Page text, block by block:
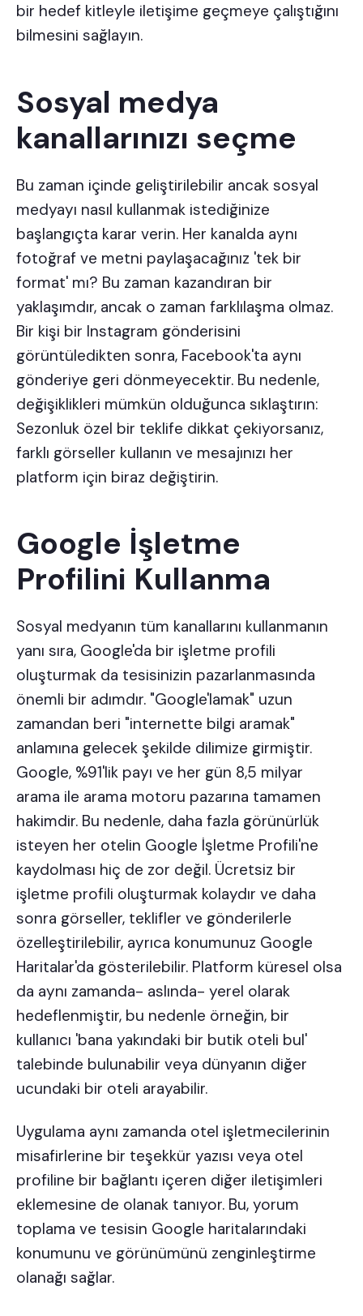
bir hedef kitleyle iletişime geçmeye çalıştığını
bilmesini sağlayın.
Sosyal medya
kanallarınızı seçme
Bu zaman içinde geliştirilebilir ancak sosyal
medyayı nasıl kullanmak istediğinize
başlangıçta karar verin. Her kanalda aynı
fotoğraf ve metni paylaşacağınız 'tek bir
format' mı? Bu zaman kazandıran bir
yaklaşımdır, ancak o zaman farklılaşma olmaz.
Bir kişi bir Instagram gönderisini
görüntüledikten sonra, Facebook'ta aynı
gönderiye geri dönmeyecektir. Bu nedenle,
değişiklikleri mümkün olduğunca sıklaştırın:
Sezonluk özel bir teklife dikkat çekiyorsanız,
farklı görseller kullanın ve mesajınızı her
platform için biraz değiştirin.
Google İşletme
Profilini Kullanma
Sosyal medyanın tüm kanallarını kullanmanın
yanı sıra, Google'da bir işletme profili
oluşturmak da tesisinizin pazarlanmasında
önemli bir adımdır. "Google'lamak" uzun
zamandan beri "internette bilgi aramak"
anlamına gelecek şekilde dilimize girmiştir.
Google, %91'lik payı ve her gün 8,5 milyar
arama ile arama motoru pazarına tamamen
hakimdir. Bu nedenle, daha fazla görünürlük
isteyen her otelin Google İşletme Profili'ne
kaydolması hiç de zor değil. Ücretsiz bir
işletme profili oluşturmak kolaydır ve daha
sonra görseller, teklifler ve gönderilerle
özelleştirilebilir, ayrıca konumunuz Google
Haritalar'da gösterilebilir. Platform küresel olsa
da aynı zamanda- aslında- yerel olarak
hedeflenmiştir, bu nedenle örneğin, bir
kullanıcı 'bana yakındaki bir butik oteli bul'
talebinde bulunabilir veya dünyanın diğer
ucundaki bir oteli arayabilir.
Uygulama aynı zamanda otel işletmecilerinin
misafirlerine bir teşekkür yazısı veya otel
profiline bir bağlantı içeren diğer iletişimleri
eklemesine de olanak tanıyor. Bu, yorum
toplama ve tesisin Google haritalarındaki
konumunu ve görünümünü zenginleştirme
olanağı sağlar.